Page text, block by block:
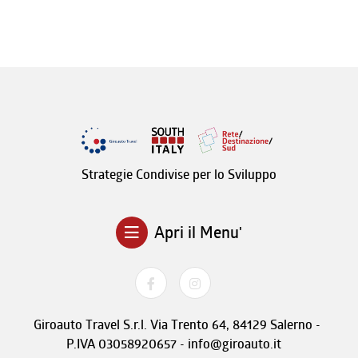
Strategie Condivise per lo Sviluppo
Apri il Menu'
Giroauto Travel S.r.l. Via Trento 64, 84129 Salerno -
P.IVA 03058920657 - info@giroauto.it